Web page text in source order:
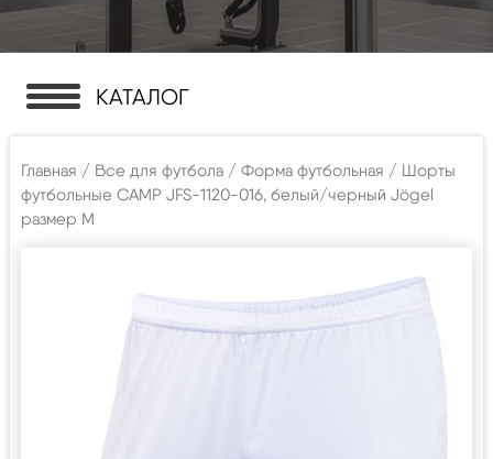
КАТАЛОГ
Главная / Все для футбола / Форма футбольная / Шорты
футбольные CAMP JFS-1120-016, белый/черный Jögel
размер M